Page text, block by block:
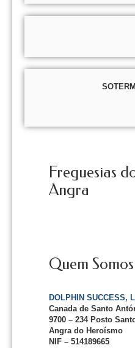
Freguesias
Angra
Quem Somos
DOLPHIN SUCCESS,
Canada de Santo
9700 – 234 Posto
Angra do Heroísmo
NIF – 514189665